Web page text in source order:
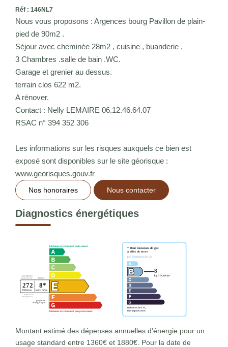
Réf : 146NL7
Nous vous proposons : Argences bourg Pavillon de plain-
pied de 90m2 .
Séjour avec cheminée 28m2 , cuisine , buanderie .
3 Chambres .salle de bain .WC.
Garage et grenier au dessus.
terrain clos 622 m2.
A rénover.
Contact : Nelly LEMAIRE 06.12.46.64.07
RSAC n° 394 352 306
Les informations sur les risques auxquels ce bien est
exposé sont disponibles sur le site géorisque :
www.georisques.gouv.fr
Nos honoraires Nous contacter
Diagnostics énergétiques
Montant estimé des dépenses annuelles d'énergie pour un
usage standard entre 1360€ et 1880€. Pour la date de